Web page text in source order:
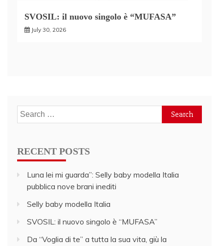
SVOSIL: il nuovo singolo è “MUFASA”
July 30, 2026
Search
for:
RECENT POSTS
Luna lei mi guarda”: Selly baby modella Italia
pubblica nove brani inediti
Selly baby modella Italia
SVOSIL: il nuovo singolo è “MUFASA”
Da “Voglia di te” a tutta la sua vita, giù la